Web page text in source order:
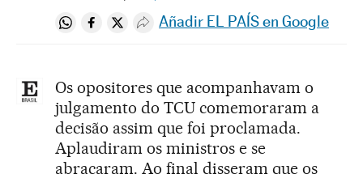
Compartir en Whatsapp
Compartir en Facebook
Compartir en Twitter
Desplegar Redes Sociales
Añadir EL PAÍS en Google
Os opositores que acompanhavam o
julgamento do TCU comemoraram a
decisão assim que foi proclamada.
Aplaudiram os ministros e se
abraçaram. Ao final disseram que os